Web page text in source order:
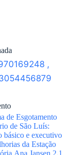
,
de Esgotamento
de São Luís:
básico e executivo
da Estação
Ana Jansen 2.1